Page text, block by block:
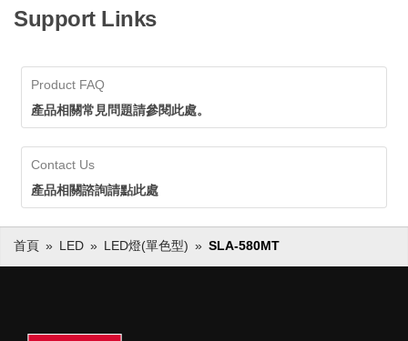
Support Links
Product FAQ
產品相關常見問題請參閱此處。
Contact Us
產品相關諮詢請點此處
首頁 LED LED燈(單色型) SLA-580MT